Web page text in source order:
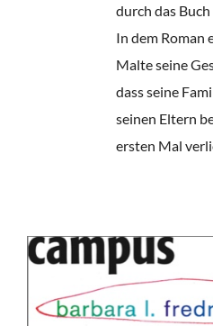
durch das
In dem Roman
Malte seine
dass seine
seinen Eltern
ersten Mal